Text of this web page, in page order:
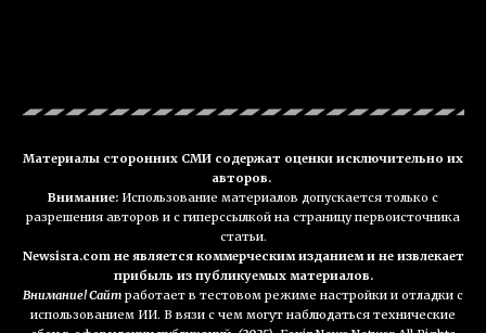
Материалы сторонних СМИ содержат оценки исключительно их
авторов.
Внимание: Использование материалов допускается только с
разрешения авторов и с гиперссылкой на страницу первоисточника
статьи.
Newsisra.com не является коммерческим изданием и не извлекает
прибыль из публикуемых материалов.
Внимание! Сайт работает в тестовом режиме настройки и отладки с
использованием ИИ. В вязи с чем могут наблюдаться технические